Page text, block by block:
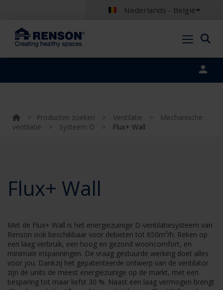
Nederlands - België
> Producten zoeken > Ventilatie >
Mechanische
ventilatie
> Systeem D > Flux+ Wall
Flux+ Wall
Met de Flux+ Wall is het energiezuinige D-ventilatiesysteem van
Renson ook beschikbaar voor debieten tot 650m³/h. Reken op
een laag verbruik, een hoog en gezond wooncomfort, en
minimale inspanningen. De vraag gestuurde werking doet alles
voor jou. Dankzij het gepatenteerde ontwerp van de ventilator
zijn de units de meest energiezuinige op de markt, met een
besparing tot maar liefst 30 %. Naast een laag vermogen brengt